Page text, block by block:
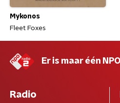
Mykonos
Fleet Foxes
Er is maar één
Radio